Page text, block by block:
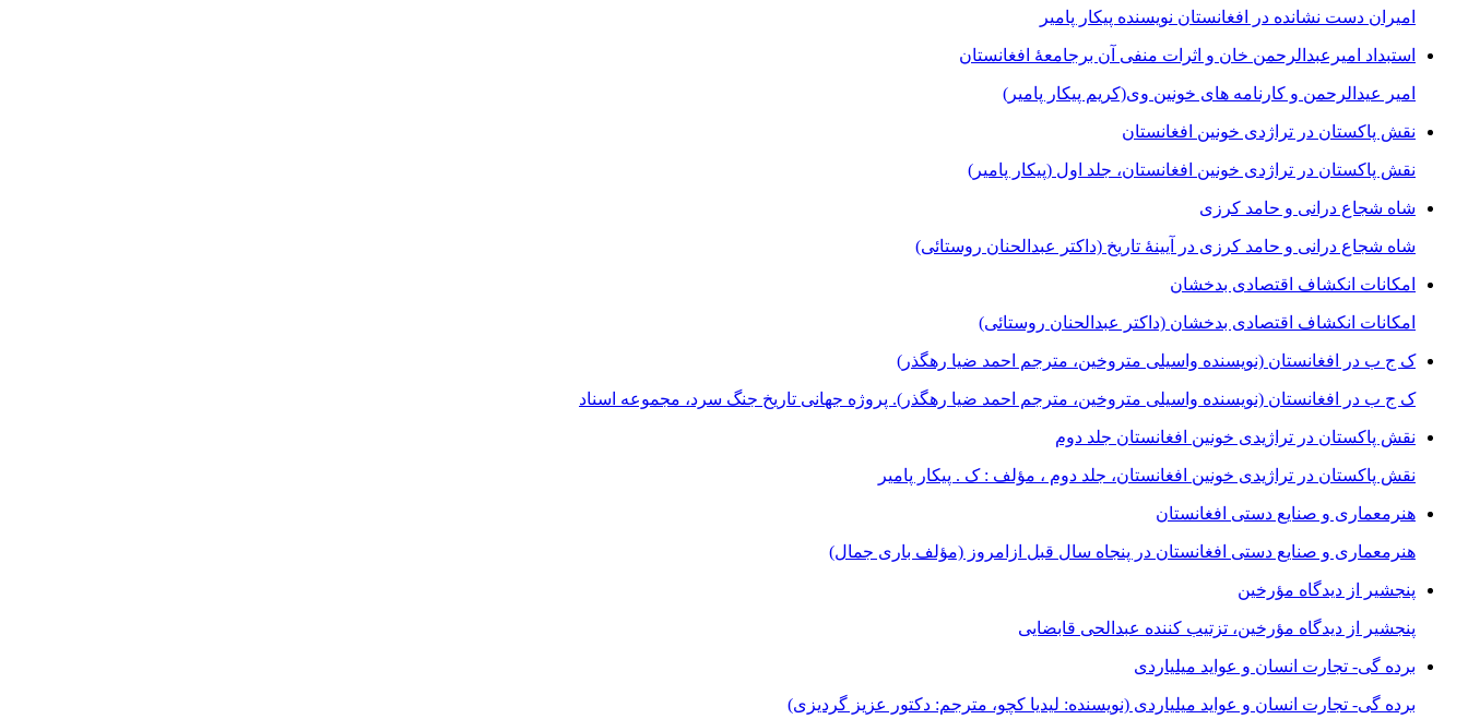
امیران دست نشانده در افغانستان نویسنده پیکار پامیر
استبداد امیرعبدالرحمن خان و اثرات منفی آن برجامعۀ افغانستان
امیر عیدالرحمن و کارنامه های خونین وی(کریم پیکار پامیر)
نقش پاکستان در تراژدی خونین افغانستان
نقش پاکستان در تراژدی خونین افغانستان، جلد اول (پیکار پامیر)
شاه شجاع درانی و حامد کرزی
شاه شجاع درانی و حامد کرزی در آیینۀ تاریخ (داکتر عبدالحنان روستائی)
امکانات انکشاف اقتصادی بدخشان
امکانات انکشاف اقتصادی بدخشان (داکتر عبدالحنان روستائی)
ک ج ب در افغانستان (نویسنده واسیلی متروخین، مترجم احمد ضیا رهگذر)
ک ج ب در افغانستان (نویسنده واسیلی متروخین، مترجم احمد ضیا رهگذر). پروژه جهانی تاریخ جنگ سرد، مجموعه اسناد
نقش پاکستان در تراژیدی خونین افغانستان جلد دوم
نقش پاکستان در تراژیدی خونین افغانستان، جلد دوم ، مؤلف : ک . پیکار پامیر
هنرمعماری و صنایع دستی افغانستان
هنرمعماری و صنایع دستی افغانستان در پنجاه سال قبل ازامروز (مؤلف باری جمال)
پنجشیر از دیدگاه مؤرخین
پنجشیر از دیدگاه مؤرخین، تزتیب کننده عبدالحی قابضايی
برده گی- تجارت انسان و عواید میلیاردی
برده گی- تجارت انسان و عواید میلیاردی (نویسنده: لیدیا کچو، مترجم: دکتور عزیز گردیزی)